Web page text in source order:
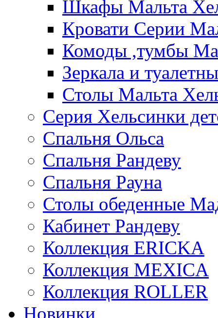
Шкафы Мальта
Кровати Серии
Комоды ,тумбы
Зеркала и
Столы Мальта
Серия Хельсинки
Спальня Ольса
Спальня Рандеву
Спальня Рауна
Столы обеденные
Кабинет Рандеву
Коллекция ERICKA
Коллекция MEXICA
Коллекция ROLLER
Новинки